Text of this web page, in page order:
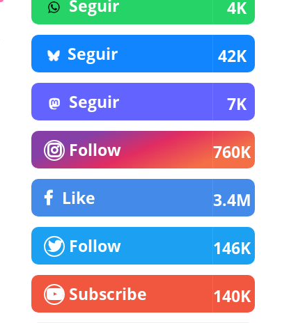
Seguir 4K
Seguir 42K
Seguir 7K
Follow 760K
Like 3.4M
Follow 146K
Subscribe 140K